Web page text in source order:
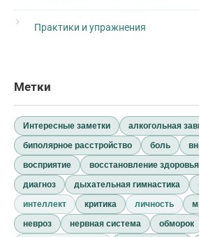
Практики и упражнения
Метки
Интересные заметки
алкогольная
биполярное расстройство
боль
восприятие
восстановление здоровья
диагноз
дыхательная гимнастика
интеллект
критика личность
невроз
нервная система
обморок